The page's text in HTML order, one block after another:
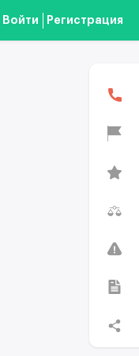
Войти Регистрация